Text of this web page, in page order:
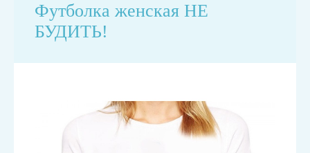
Футболка женская НЕ
БУДИТЬ!